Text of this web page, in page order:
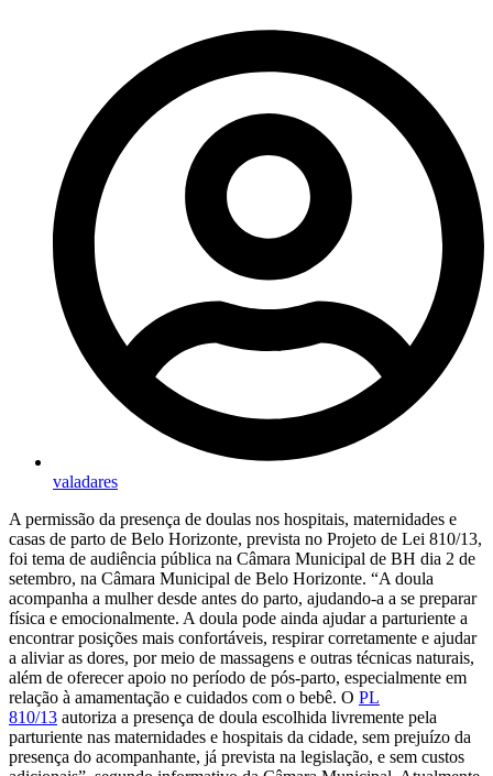
valadares
A permissão da presença de doulas nos hospitais, maternidades e
casas de parto de Belo Horizonte, prevista no Projeto de Lei 810/13,
foi tema de audiência pública na Câmara Municipal de BH dia 2 de
setembro, na Câmara Municipal de Belo Horizonte. “A doula
acompanha a mulher desde antes do parto, ajudando-a a se preparar
física e emocionalmente. A doula pode ainda ajudar a parturiente a
encontrar posições mais confortáveis, respirar corretamente e ajudar
a aliviar as dores, por meio de massagens e outras técnicas naturais,
além de oferecer apoio no período de pós-parto, especialmente em
relação à amamentação e cuidados com o bebê. O PL
810/13 autoriza a presença de doula escolhida livremente pela
parturiente nas maternidades e hospitais da cidade, sem prejuízo da
presença do acompanhante, já prevista na legislação, e sem custos